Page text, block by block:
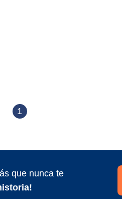
1
que nunca te